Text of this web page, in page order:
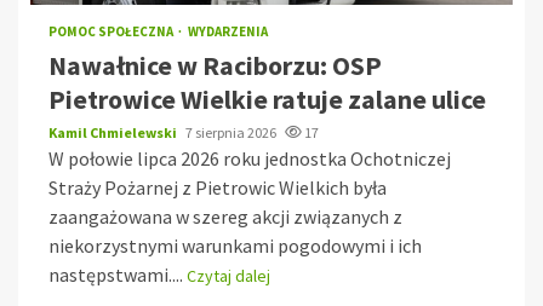
POMOC SPOŁECZNA WYDARZENIA
Nawałnice w Raciborzu: OSP
Pietrowice Wielkie ratuje zalane ulice
Kamil Chmielewski 7 sierpnia 2026 17
W połowie lipca 2026 roku jednostka Ochotniczej
Straży Pożarnej z Pietrowic Wielkich była
zaangażowana w szereg akcji związanych z
niekorzystnymi warunkami pogodowymi i ich
następstwami.... Czytaj dalej